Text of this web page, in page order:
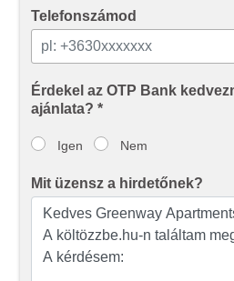
Telefonszámod
Érdekel az OTP Bank
ajánlata? *
Igen Nem
Mit üzensz a hirdetőnek?